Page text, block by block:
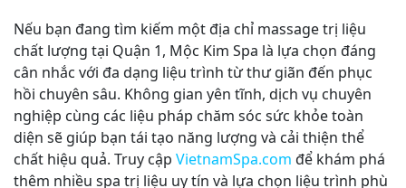
Nếu bạn đang tìm kiếm một địa chỉ massage trị liệu
chất lượng tại Quận 1, Mộc Kim Spa là lựa chọn đáng
cân nhắc với đa dạng liệu trình từ thư giãn đến phục
hồi chuyên sâu. Không gian yên tĩnh, dịch vụ chuyên
nghiệp cùng các liệu pháp chăm sóc sức khỏe toàn
diện sẽ giúp bạn tái tạo năng lượng và cải thiện thể
chất hiệu quả. Truy cập VietnamSpa.com để khám phá
thêm nhiều spa trị liệu uy tín và lựa chọn liệu trình phù